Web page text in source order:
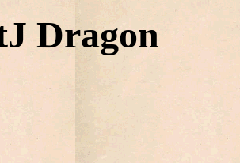
Dragon